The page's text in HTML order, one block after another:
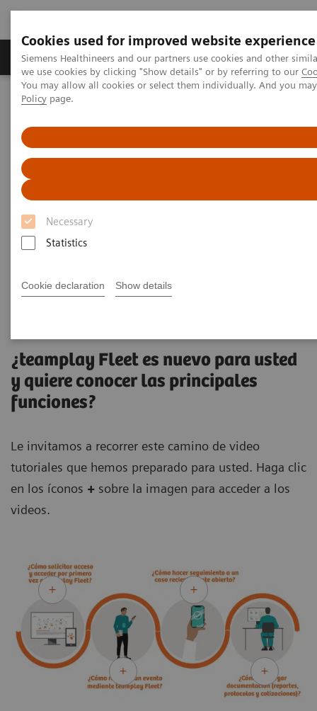
Cookies used for improved website experience
Siemens Healthineers and our partners use cookies and other
we use cookies by clicking "Show details" or by referring to our
You may allow all cookies or select them individually. And you
Policy page.
Necessary
Statistics
Cookie declaration Show details
Productos y servicios Especialidades Clínicas
Siemens Healthineers Latinoamérica
Aprenda de teamplay Fleet con
videos de 1 minuto
Conozca más de la rápida conexión para
gestionar su equipamiento de Siemens
¿teamplay Fleet es nuevo para usted
y quiere conocer las principales
funciones?
Le invitamos a recorrer este camino de video
tutoriales que hemos preparado para usted. Haga clic
en los íconos + sobre la imagen para acceder a los
videos.